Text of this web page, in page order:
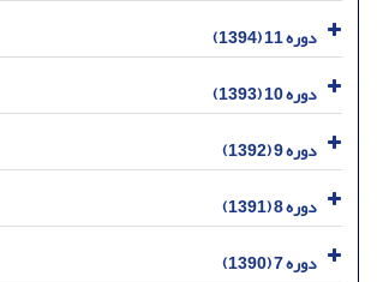
دوره 11 (1394)
دوره 10 (1393)
دوره 9 (1392)
دوره 8 (1391)
دوره 7 (1390)